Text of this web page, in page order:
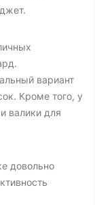
вариант
Кроме того, у
валики для
довольно